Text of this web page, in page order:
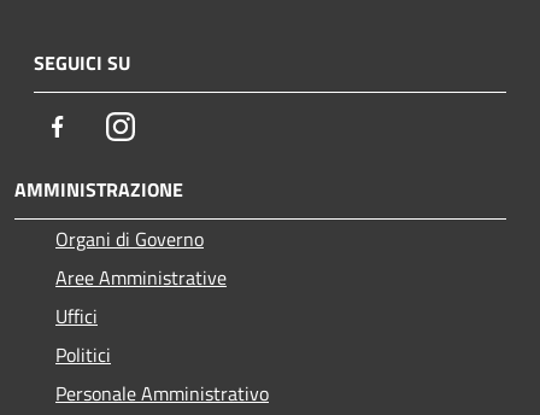
SEGUICI SU
FacebookInstagram
AMMINISTRAZIONE
Organi di Governo
Aree Amministrative
Uffici
Politici
Personale Amministrativo